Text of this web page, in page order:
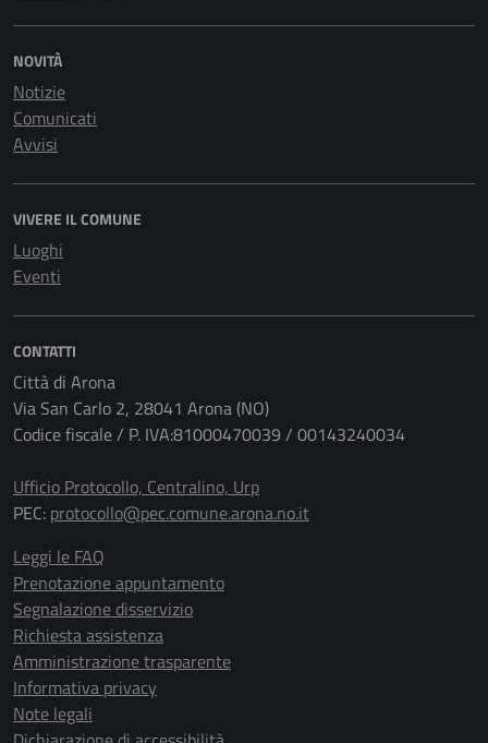
NOVITÀ
Notizie
Comunicati
Avvisi
VIVERE IL COMUNE
Luoghi
Eventi
CONTATTI
Città di Arona
Via San Carlo 2, 28041 Arona (NO)
Codice fiscale / P. IVA:81000470039 / 00143240034
Ufficio Protocollo, Centralino, Urp
PEC: protocollo@pec.comune.arona.no.it
Leggi le FAQ
Prenotazione appuntamento
Segnalazione disservizio
Richiesta assistenza
Amministrazione trasparente
Informativa privacy
Note legali